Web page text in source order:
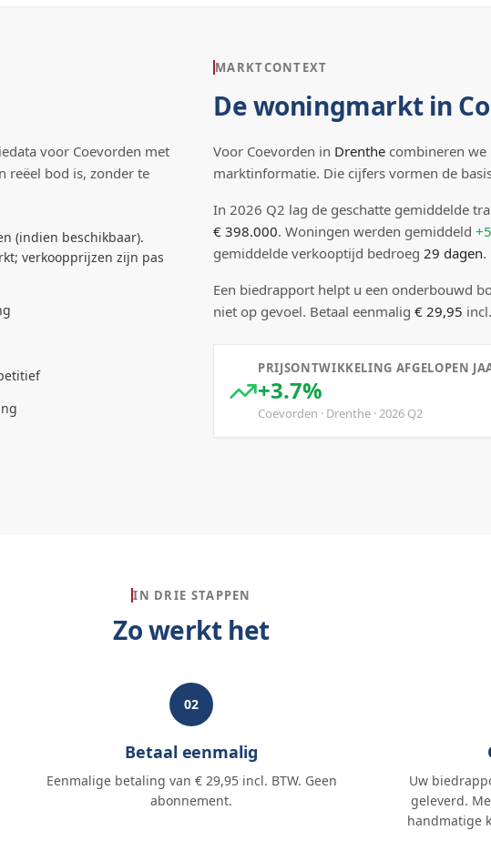
voor Coevorden met
reëel bod is, zonder te
(indien beschikbaar).
verkoopprijzen zijn pas
MARKTCONTEXT
De woningmarkt in
Voor Coevorden in Drenthe combineren we
marktinformatie. Die cijfers vormen de
In 2026 Q2 lag de geschatte gemiddelde
€ 398.000. Woningen werden gemiddeld
gemiddelde verkooptijd bedroeg 29 dagen.
Een biedrapport helpt u een onderbouwd
niet op gevoel. Betaal eenmalig € 29,95
PRIJSONTWIKKELING AFGELOPEN
+3.7%
Coevorden · Drenthe ·2026 Q2
IN DRIE STAPPEN
Zo werkt het
02
Betaal eenmalig
Eenmalige betaling van € 29,95 incl. BTW. Geen
abonnement.
Uw
geleverd.
handmatige